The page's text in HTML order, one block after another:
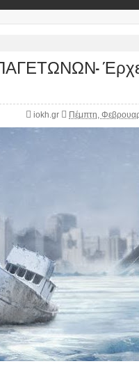
iokh.gr Πέμπτη,